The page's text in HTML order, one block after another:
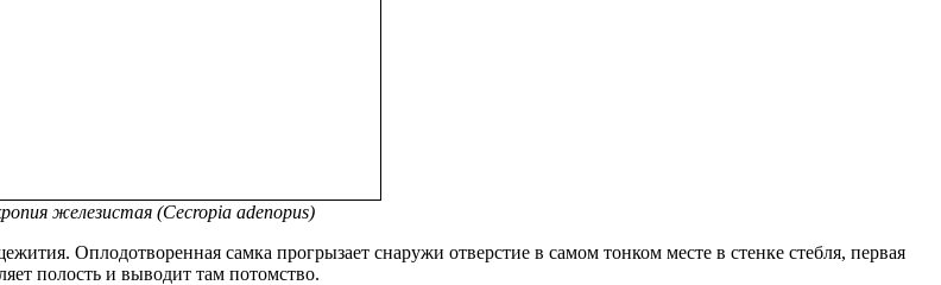
железистая (Cecropia adenopus)
Оплодотворенная самка прогрызает снаружи отверстие в самом тонком месте в стенке стебля, первая
полость и выводит там потомство.